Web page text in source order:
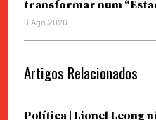
transformar num
6 Ago 2026
Artigos Relacionados
Política | Lionel Leong